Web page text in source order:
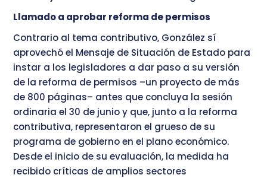
Llamado a aprobar reforma de permisos
Contrario al tema contributivo, González sí
aprovechó el Mensaje de Situación de Estado para
instar a los legisladores a dar paso a su versión
de la reforma de permisos –un proyecto de más
de 800 páginas– antes que concluya la sesión
ordinaria el 30 de junio y que, junto a la reforma
contributiva, representaron el grueso de su
programa de gobierno en el plano económico.
Desde el inicio de su evaluación, la medida ha
recibido críticas de amplios sectores